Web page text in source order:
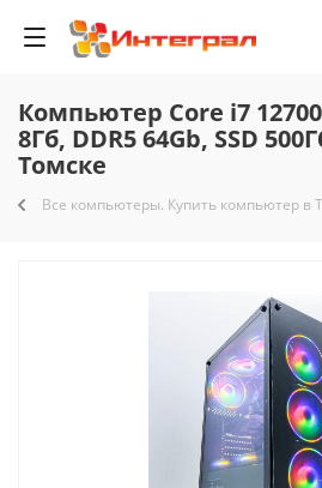
Компьютер Core i7
8Гб, DDR5 64Gb, SSD
Томске
Все компьютеры. Купить компьютер в